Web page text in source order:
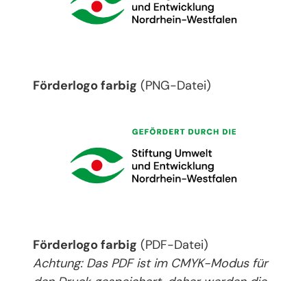
Förderlogo farbig (PNG-Datei)
Förderlogo farbig (PDF-Datei)
Achtung: Das PDF ist im CMYK-Modus für